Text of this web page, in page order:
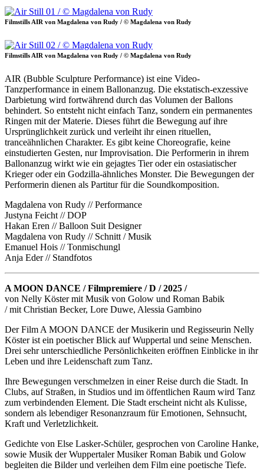
Filmstills AIR von Magdalena von Rudy / © Magdalena von Rudy
Filmstills AIR von Magdalena von Rudy / © Magdalena von Rudy
AIR (Bubble Sculpture Performance) ist eine Video-
Tanzperformance in einem Ballonanzug. Die ekstatisch-exzessive
Darbietung wird fortwährend durch das Volumen der Ballons
behindert. So entsteht nicht einfach Tanz, sondern ein permanentes
Ringen mit der Materie. Dieses führt die Bewegung auf ihre
Ursprünglichkeit zurück und verleiht ihr einen rituellen,
tranceähnlichen Charakter. Es gibt keine Choreografie, keine
einstudierten Gesten, nur Improvisation. Die Performerin in ihrem
Ballonanzug wirkt wie ein gejagtes Tier oder ein ostasiatischer
Krieger oder ein Godzilla-ähnliches Monster. Die Bewegungen der
Performerin dienen als Partitur für die Soundkomposition.
Magdalena von Rudy // Performance
Justyna Feicht // DOP
Hakan Eren // Balloon Suit Designer
Magdalena von Rudy // Schnitt / Musik
Emanuel Hois // Tonmischungl
Anja Eder // Standfotos
A MOON DANCE / Filmpremiere / D / 2025 /
von Nelly Köster mit Musik von Golow und Roman Babik
/ mit Christian Becker, Lore Duwe, Alessia Gambino
Der Film A MOON DANCE der Musikerin und Regisseurin Nelly
Köster ist ein poetischer Blick auf Wuppertal und seine Menschen.
Drei sehr unterschiedliche Persönlichkeiten eröffnen Einblicke in ihr
Leben und ihre Leidenschaft zum Tanz.
Ihre Bewegungen verschmelzen in einer Reise durch die Stadt. In
Clubs, auf Straßen, in Studios und im öffentlichen Raum wird Tanz
zum verbindenden Element. Die Stadt erscheint nicht als Kulisse,
sondern als lebendiger Resonanzraum für Emotionen, Sehnsucht,
Kraft und Verletzlichkeit.
Gedichte von Else Lasker-Schüler, gesprochen von Caroline Hanke,
sowie Musik der Wuppertaler Musiker Roman Babik und Golow
begleiten die Bilder und verleihen dem Film eine poetische Tiefe.